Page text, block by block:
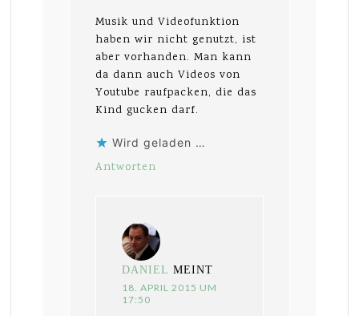
Musik und Videofunktion
haben wir nicht genutzt, ist
aber vorhanden. Man kann
da dann auch Videos von
Youtube raufpacken, die das
Kind gucken darf.
Wird geladen …
Antworten
DANIEL MEINT
18. APRIL 2015 UM
17:50